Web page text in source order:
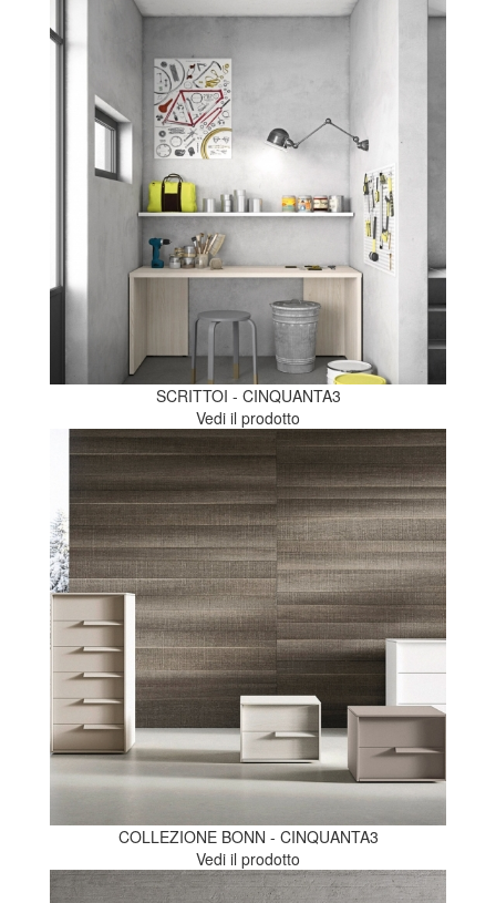
SCRITTOI - CINQUANTA3
Vedi il prodotto
COLLEZIONE BONN - CINQUANTA3
Vedi il prodotto